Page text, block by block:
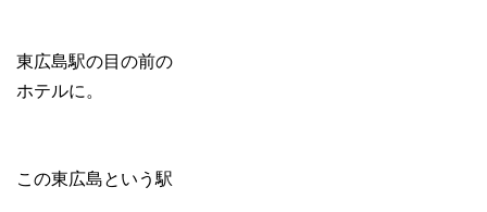
東広島駅の目の前の
ホテルに。
この東広島という駅